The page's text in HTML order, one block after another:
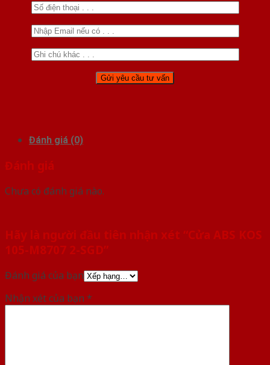
Đánh giá (0)
Đánh giá
Chưa có đánh giá nào.
Hãy là người đầu tiên nhận xét “Cửa ABS KOS
105-M8707 2-SGD”
Đánh giá của bạn
Nhận xét của bạn *